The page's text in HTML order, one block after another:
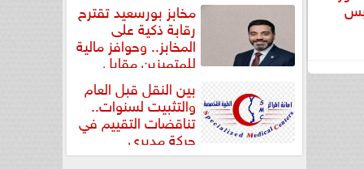
مخابز بورسعيد تقترح
رقابة ذكية على
المخابز.. وحوافز مالية
للمتميزين مقابل
بين النقل قبل العام
والتثبيت لسنوات..
تناقضات التقييم في
حركة مديري
”مستشفيات...